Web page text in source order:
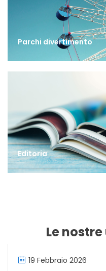
Parchi divertimento
Editoria
Le
19 Febbraio 2026